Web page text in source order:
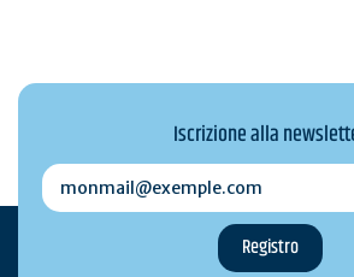
Iscrizione alla
monmail@exemple.com